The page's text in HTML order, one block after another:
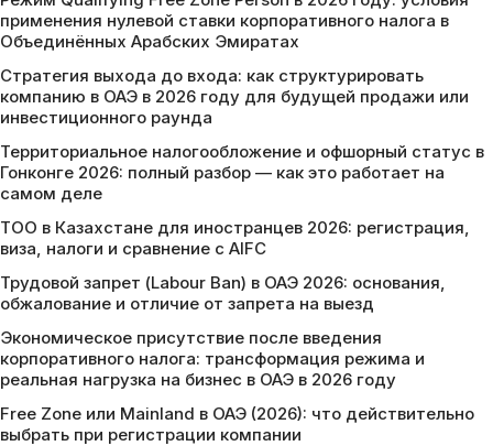
применения нулевой ставки корпоративного налога в
Объединённых Арабских Эмиратах
Стратегия выхода до входа: как структурировать
компанию в ОАЭ в 2026 году для будущей продажи или
инвестиционного раунда
Территориальное налогообложение и офшорный статус в
Гонконге 2026: полный разбор — как это работает на
самом деле
ТОО в Казахстане для иностранцев 2026: регистрация,
виза, налоги и сравнение с AIFC
Трудовой запрет (Labour Ban) в ОАЭ 2026: основания,
обжалование и отличие от запрета на выезд
Экономическое присутствие после введения
корпоративного налога: трансформация режима и
реальная нагрузка на бизнес в ОАЭ в 2026 году
Free Zone или Mainland в ОАЭ (2026): что действительно
выбрать при регистрации компании